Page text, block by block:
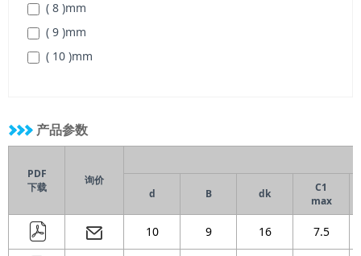
( 8 )mm
( 9 )mm
( 10 )mm
产品参数
PDF
下载
询价
d
B dk
C1
max
10 9 16 7.5